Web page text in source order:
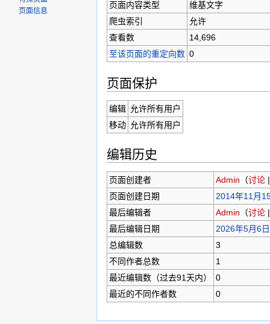
页面内容类型
维基文字
爬虫索引
允许
查看数
14,696
至该页面的重定向数 0
页面保护
编辑 允许所有用户
移动 允许所有用户
编辑历史
页面创建者 Admin （讨论
页面创建日期
2014年11月
最后编辑者
Admin （讨论
最后编辑日期
2026年5月6
总编辑数
3
不同作者总数
1
最近编辑数（过去91天内）
0
最近的不同作者数
0
页面信息